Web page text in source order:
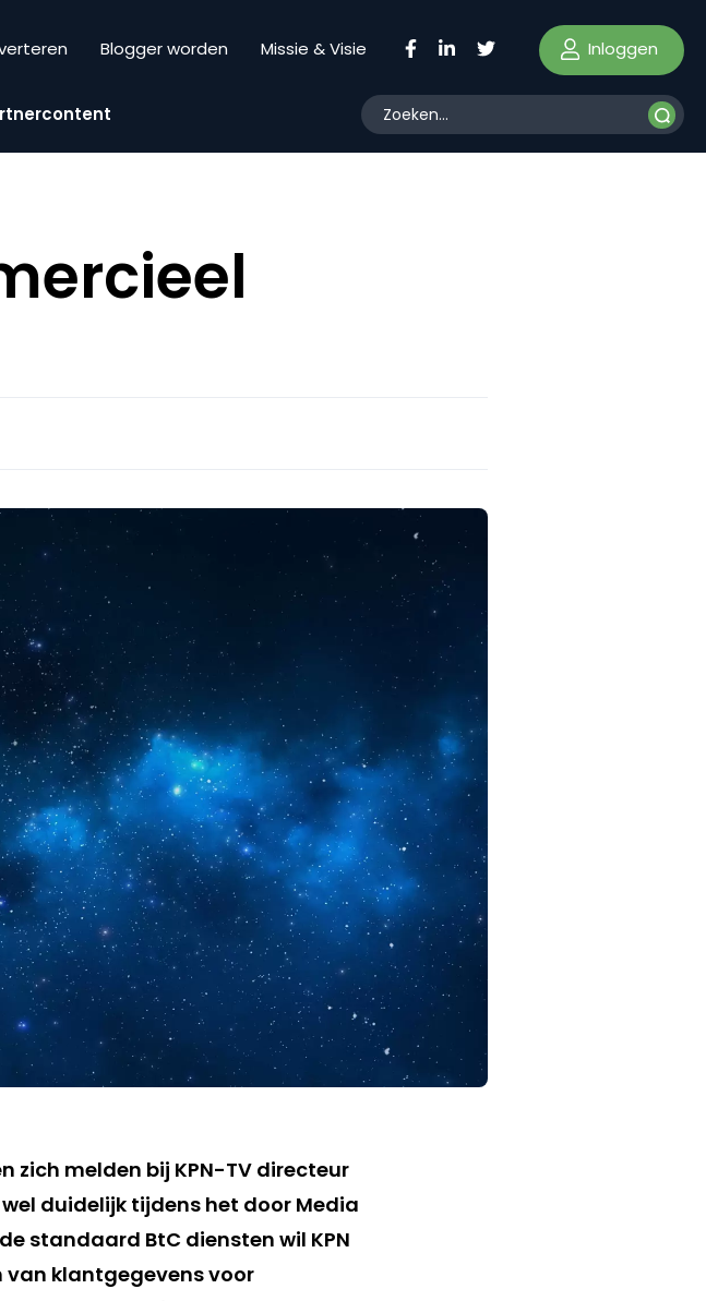
Blogger worden Missie & Visie Inloggen
zich melden bij KPN-TV directeur
duidelijk tijdens het door Media
standaard BtC diensten wil KPN
van klantgegevens voor